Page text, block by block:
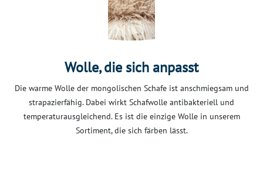
Wolle, die sich anpasst
Die warme Wolle der mongolischen Schafe ist anschmiegsam und
strapazierfähig. Dabei wirkt Schafwolle antibakteriell und
temperaturausgleichend. Es ist die einzige Wolle in unserem
Sortiment, die sich färben lässt.